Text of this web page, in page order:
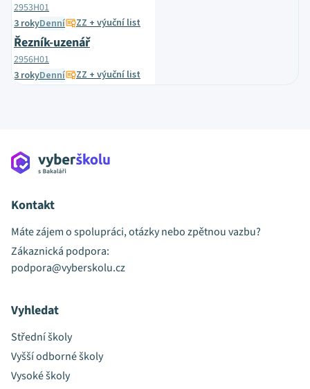
2953H01
3 rokyDenní ZZ + výuční list
Řezník-uzenář
2956H01
3 rokyDenní ZZ + výuční list
Kontakt
Máte zájem o spolupráci, otázky nebo zpětnou vazbu?
Zákaznická podpora:
podpora@vyberskolu.cz
Vyhledat
Střední školy
Vyšší odborné školy
Vysoké školy